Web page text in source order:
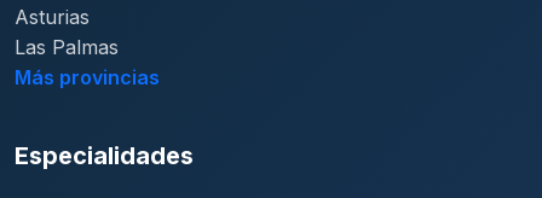
Asturias
Las Palmas
Más provincias
Especialidades